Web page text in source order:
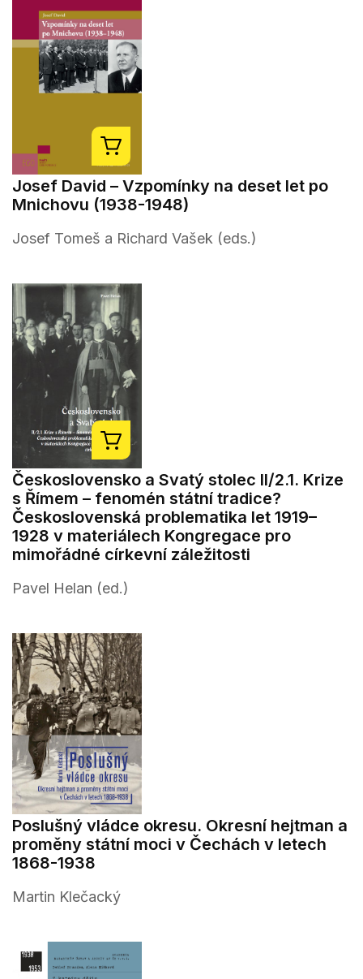
Josef David – Vzpomínky na deset let po
Mnichovu (1938-1948)
Josef Tomeš a Richard Vašek (eds.)
Československo a Svatý stolec II/2.1. Krize
s Římem – fenomén státní tradice?
Československá problematika let 1919–
1928 v materiálech Kongregace pro
mimořádné církevní záležitosti
Pavel Helan (ed.)
Poslušný vládce okresu. Okresní hejtman a
proměny státní moci v Čechách v letech
1868-1938
Martin Klečacký